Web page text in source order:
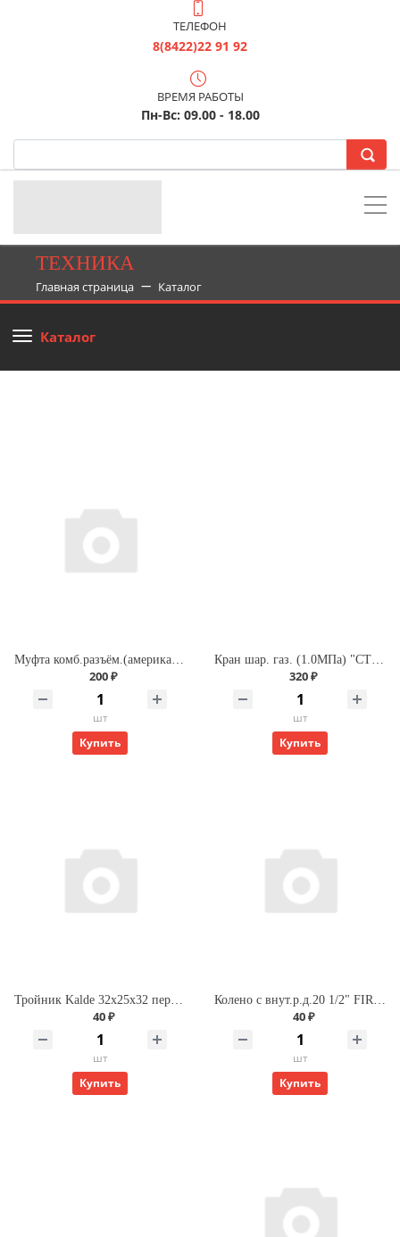
ТЕЛЕФОН
8(8422)22 91 92
ВРЕМЯ РАБОТЫ
Пн-Вс: 09.00 - 18.00
ТЕХНИКА
Главная страница Каталог
Каталог
Муфта комб.разъём.(американка) с внутренней резьбой 20х 3/4" (200/25) (Valfex) БЕЛАЯ
200 ₽
шт
Купить
Кран шар. газ. (1.0МПа) "СТМ" ДУ-15 г/г (бабочка)
320 ₽
шт
Купить
40 ₽
шт
Купить
40 ₽
шт
Купить